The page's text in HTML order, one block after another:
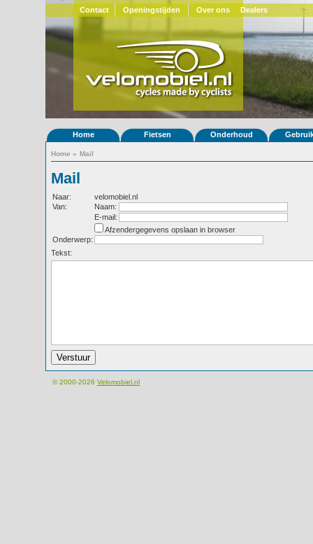
Contact Openingstijden Over ons Dealers
Home Fietsen Onderhoud
Home » Mail
Mail
Naar:
velomobiel.nl
Van:
Naam:
E-mail:
Afzendergegevens opslaan in browser
Onderwerp:
Tekst:
© 2000-2026 Velomobiel.nl